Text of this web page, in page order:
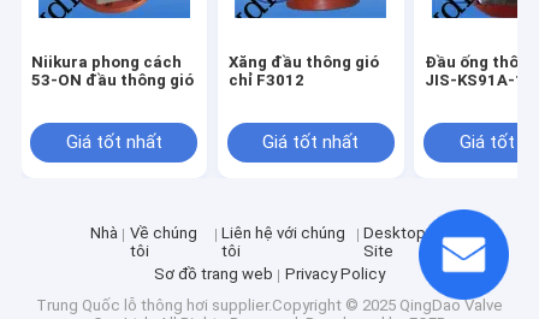
Niikura phong cách
53-ON đầu thông gió
Giá tốt nhất
Xăng đầu thông gió
chỉ F3012
Giá tốt nhất
Đầu ống
JIS-KS91A-
Giá tốt
Nhà
Về chúng
tôi
Liên hệ với chúng
tôi
Desktop
Site
Sơ đồ trang web
Privacy Policy
Trung Quốc lỗ thông hơi supplier.Copyright © 2025 QingDao Valve